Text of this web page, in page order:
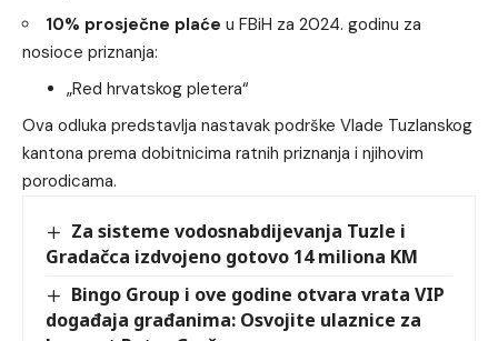
10% prosječne plaće u FBiH za 2024. godinu za
nosioce priznanja:
„Red hrvatskog pletera“
Ova odluka predstavlja nastavak podrške Vlade Tuzlanskog
kantona prema dobitnicima ratnih priznanja i njihovim
porodicama.
Za sisteme vodosnabdijevanja Tuzle i
Gradačca izdvojeno gotovo 14 miliona KM
Bingo Group i ove godine otvara vrata VIP
događaja građanima: Osvojite ulaznice za